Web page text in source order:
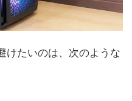
けたいのは、次のような